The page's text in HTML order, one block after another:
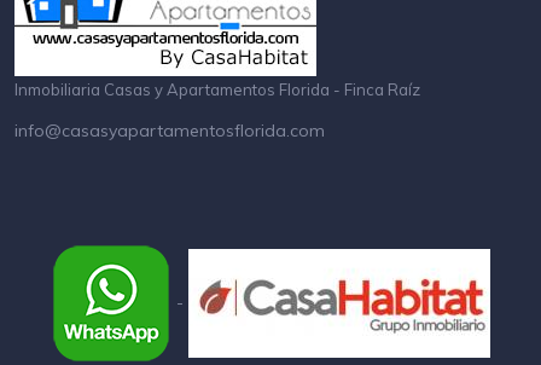
Inmobiliaria Casas y Apartamentos Florida - Finca Raíz
info@casasyapartamentosflorida.com
-